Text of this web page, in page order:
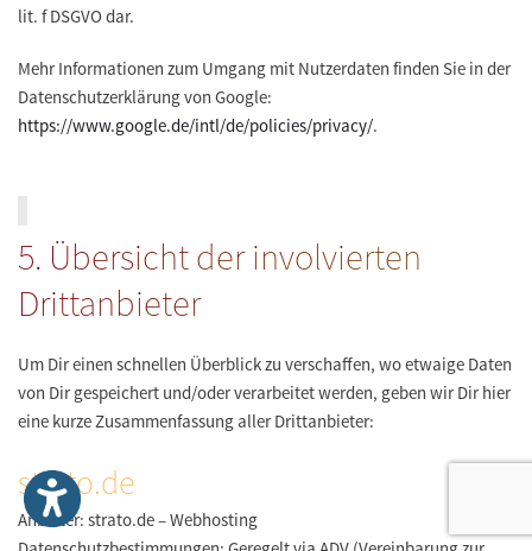
lit. f DSGVO dar.
Mehr Informationen zum Umgang mit Nutzerdaten finden Sie in der
Datenschutzerklärung von Google:
https://www.google.de/intl/de/policies/privacy/.
5. Übersicht der involvierten
Drittanbieter
Um Dir einen schnellen Überblick zu verschaffen, wo etwaige Daten
von Dir gespeichert und/oder verarbeitet werden, geben wir Dir hier
eine kurze Zusammenfassung aller Drittanbieter:
strato.de
Anbieter: strato.de – Webhosting